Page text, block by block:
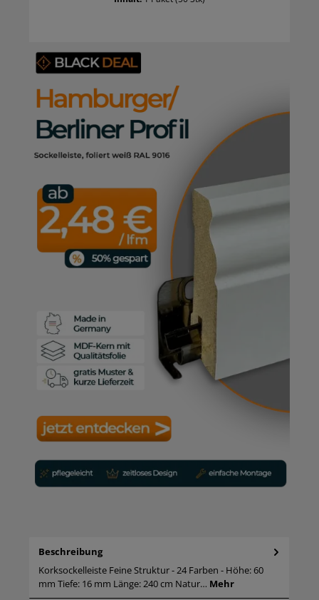
Beschreibung
Korksockelleiste Feine Struktur - 24 Farben - Höhe: 60
mm Tiefe: 16 mm Länge: 240 cm Natur… Mehr